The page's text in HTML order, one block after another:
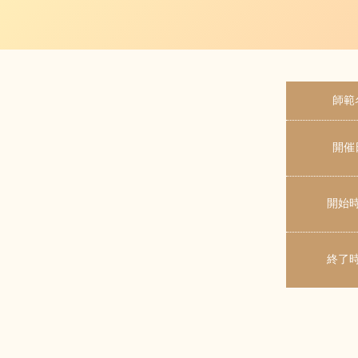
師範
開催
開始
終了